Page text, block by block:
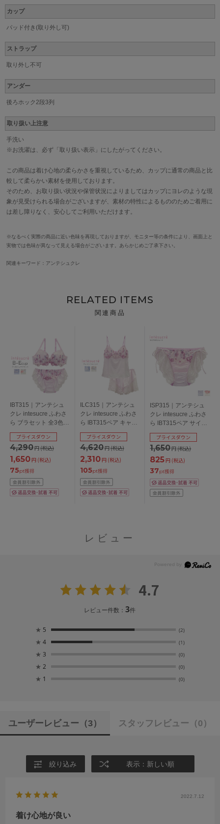
カップ
パッド付き(取り外し可)
ストラップ
取り外し不可
アンダー
後ろホック2段3列
取り扱い上注意
手洗い
※お洗濯は、必ず「取り扱い表示」にしたがってください。
この商品は着け心地の柔らかさを重視しているため、カップに通常の商品と比
較して柔らかい素材を使用しております。
そのため、お取り扱い状況や保管状況によりましてはカップにヨレのような現
象が見受けられる場合がございますが、素材の特性によるもののためご着用に
は差し障りなく、安心してご利用いただけます。
※なるべく実際の商品に近い色味を再現しておりますが、モニター等の条件により、画面上と
実物では色味が異なって見える場合がございます。あらかじめご了承下さい。
関連キーワード：アンテシュクレ
RELATED ITEMS
関連商品
IBT315｜アンテシュ
クレ intesucre ふわさ
ら ブラセット 全3色
B-E/65-75
4,290円(税込)
プライスダウン
1,650円 (税込)
75pt獲得
ILC315｜アンテシュ
クレ intesucre ふわさ
ら IBT315ペア キャミ
セット キャミソール
＋タップパンツ 全3色
M-L
4,620円(税込)
プライスダウン
2,310円 (税込)
105pt獲得
ISP315｜アンテシュ
クレ intesucre ふわさ
ら IBT315ペア サイド
リボンショーツ 全3色
M
1,650円(税込)
プライスダウン
825円 (税込)
37pt獲得
レビュー
4.7
レビュー件数：3件
★ 5 (2)
★ 4 (1)
★ 3 (0)
★ 2 (0)
★ 1 (0)
ユーザーレビュー （3） スタッフレビュー （0）
絞り込み 表示：新しい順
2022.7.12
着け心地が良い